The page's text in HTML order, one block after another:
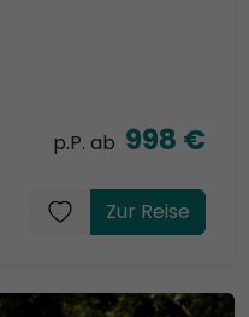
p.P. ab 998 €
Zur Reise